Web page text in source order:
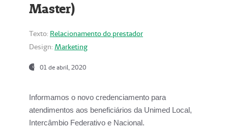
Master)
Texto: Relacionamento do prestador
Design: Marketing
01 de abril, 2020
Informamos o novo credenciamento para
atendimentos aos beneficiários da Unimed Local,
Intercâmbio Federativo e Nacional.